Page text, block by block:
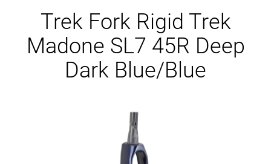
Trek Fork Rigid Trek
Madone SL7 45R Deep
Dark Blue/Blue